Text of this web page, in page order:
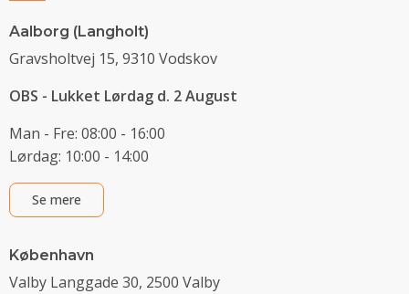
Aalborg (Langholt)
Gravsholtvej 15, 9310 Vodskov
OBS - Lukket Lørdag d. 2 August
Man - Fre: 08:00 - 16:00
Lørdag: 10:00 - 14:00
Se mere
København
Valby Langgade 30, 2500 Valby